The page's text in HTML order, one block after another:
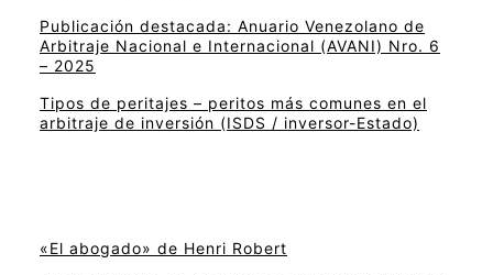
Publicación destacada: Anuario Venezolano de
Arbitraje Nacional e Internacional (AVANI) Nro. 6
– 2025
Tipos de peritajes – peritos más comunes en el
arbitraje de inversión (ISDS / inversor-Estado)
«El abogado» de Henri Robert